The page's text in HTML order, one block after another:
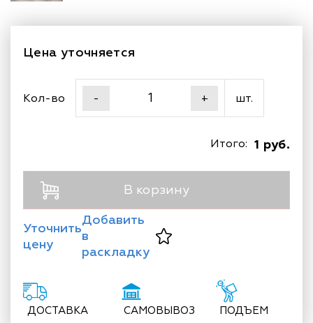
Цена уточняется
Кол-во - + шт.
1 руб.
Итого:
В корзину
Уточнить
цену
Добавить
в
раскладку
ДОСТАВКА САМОВЫВОЗ ПОДЪЕМ